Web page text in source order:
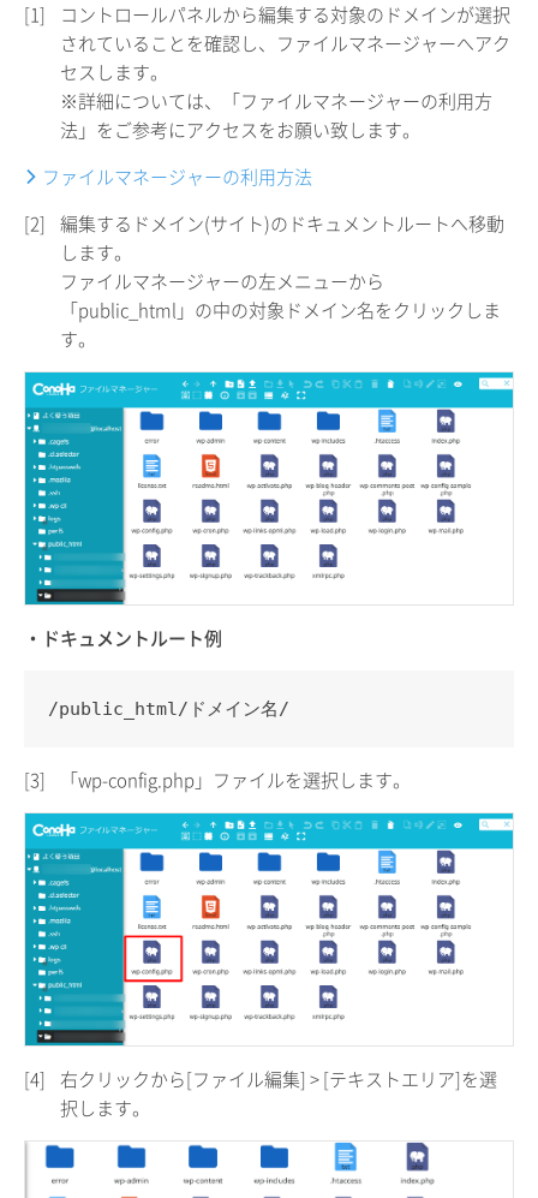
[1]
コントロールパネルから編集する対象のドメインが選択
されていることを確認し、ファイルマネージャーへアク
セスします。
※詳細については、「ファイルマネージャーの利用方
法」をご参考にアクセスをお願い致します。
ファイルマネージャーの利用方法
[2]
編集するドメイン(サイト)のドキュメントルートへ移動
します。
ファイルマネージャーの左メニューから
「public_html」の中の対象ドメイン名をクリックしま
す。
・ドキュメントルート例
/public_html/ドメイン名/
[3] 「wp-config.php」ファイルを選択します。
[4]
右クリックから[ファイル編集] > [テキストエリア]を選
択します。